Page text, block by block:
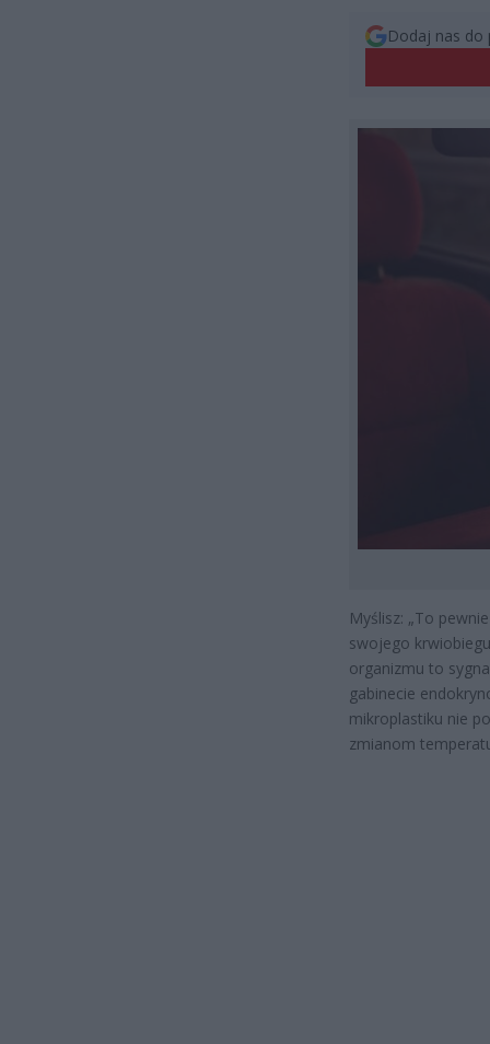
Dodaj nas do
Myślisz: „To
swojego
organizmu to
gabinecie
mikroplastiku nie
zmianom